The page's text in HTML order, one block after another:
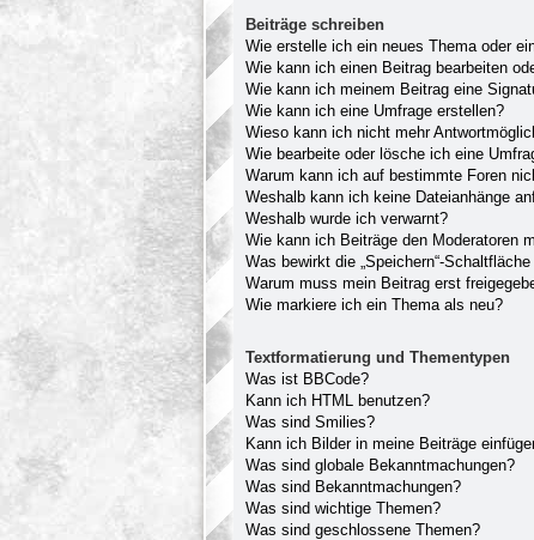
Beiträge schreiben
Wie erstelle ich ein neues Thema oder
Wie kann ich einen Beitrag bearbeiten
Wie kann ich meinem Beitrag eine
Wie kann ich eine Umfrage erstellen?
Wieso kann ich nicht mehr
Wie bearbeite oder lösche ich eine
Warum kann ich auf bestimmte Foren
Weshalb kann ich keine Dateianhänge
Weshalb wurde ich verwarnt?
Wie kann ich Beiträge den Moderatoren
Was bewirkt die „Speichern“-
Warum muss mein Beitrag erst
Wie markiere ich ein Thema als neu?
Textformatierung und Thementypen
Was ist BBCode?
Kann ich HTML benutzen?
Was sind Smilies?
Kann ich Bilder in meine Beiträge
Was sind globale Bekanntmachungen?
Was sind Bekanntmachungen?
Was sind wichtige Themen?
Was sind geschlossene Themen?